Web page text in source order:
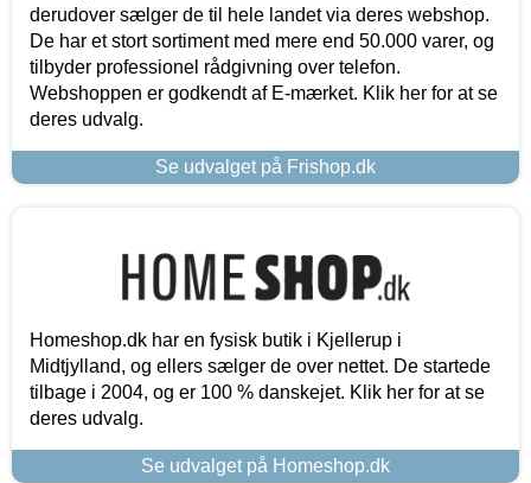
derudover sælger de til hele landet via deres webshop.
De har et stort sortiment med mere end 50.000 varer, og
tilbyder professionel rådgivning over telefon.
Webshoppen er godkendt af E-mærket. Klik her for at se
deres udvalg.
Se udvalget på Frishop.dk
Homeshop.dk har en fysisk butik i Kjellerup i
Midtjylland, og ellers sælger de over nettet. De startede
tilbage i 2004, og er 100 % danskejet. Klik her for at se
deres udvalg.
Se udvalget på Homeshop.dk